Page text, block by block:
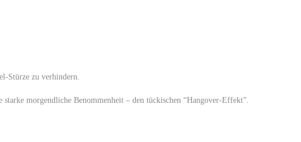
Stürze zu verhindern.
morgendliche Benommenheit – den tückischen “Hangover-Effekt”.